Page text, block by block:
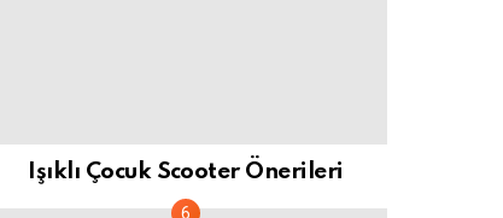
Işıklı Çocuk Scooter Önerileri